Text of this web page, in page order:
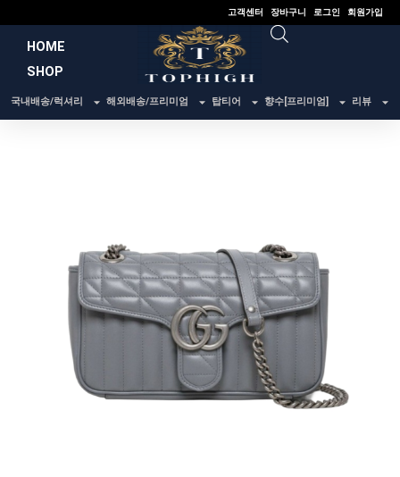
건
너
고객센터 장바구니 로그인 회원가입
HOME
SHOP
국내배송/럭셔리 해외배송/프리미엄 탑티어 향수[프리미엄] 리뷰